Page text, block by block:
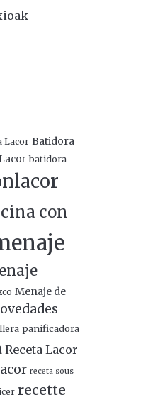
Lacor Batidora
batidora
con
Menaje de
panificadora
Receta Lacor
receta sous
recette